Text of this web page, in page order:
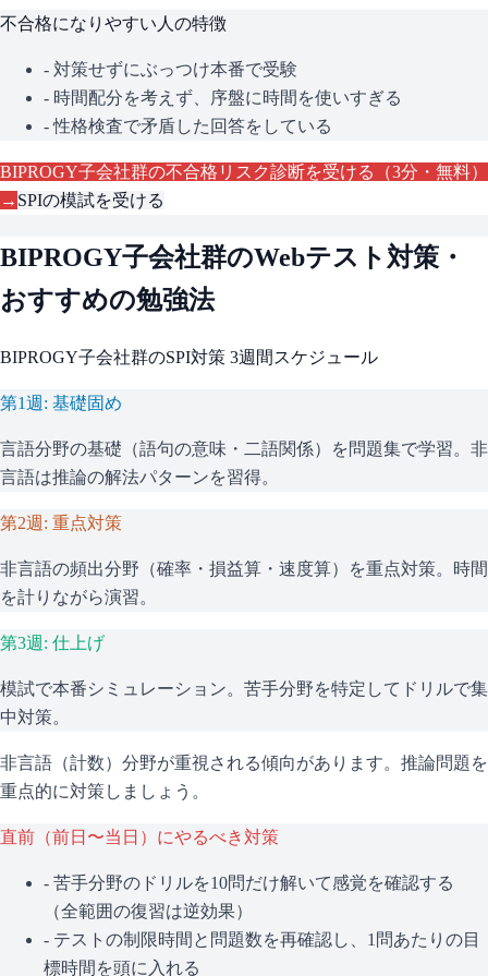
不合格になりやすい人の特徴
- 対策せずにぶっつけ本番で受験
- 時間配分を考えず、序盤に時間を使いすぎる
- 性格検査で矛盾した回答をしている
BIPROGY子会社群の不合格リスク診断を受ける（3分・無料）
→ SPIの模試を受ける
BIPROGY子会社群のWebテスト対策・
おすすめの勉強法
BIPROGY子会社群のSPI対策 3週間スケジュール
第1週: 基礎固め
言語分野の基礎（語句の意味・二語関係）を問題集で学習。非
言語は推論の解法パターンを習得。
第2週: 重点対策
非言語の頻出分野（確率・損益算・速度算）を重点対策。時間
を計りながら演習。
第3週: 仕上げ
模試で本番シミュレーション。苦手分野を特定してドリルで集
中対策。
非言語（計数）分野が重視される傾向があります。推論問題を
重点的に対策しましょう。
直前（前日〜当日）にやるべき対策
- 苦手分野のドリルを10問だけ解いて感覚を確認する
（全範囲の復習は逆効果）
- テストの制限時間と問題数を再確認し、1問あたりの目
標時間を頭に入れる